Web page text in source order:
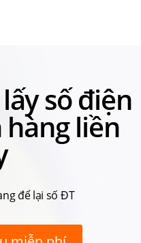
số điện
liền
để lại số ĐT